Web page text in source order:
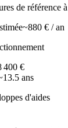
de référence à
~880 € / an
400 €
13.5 ans
d'aides